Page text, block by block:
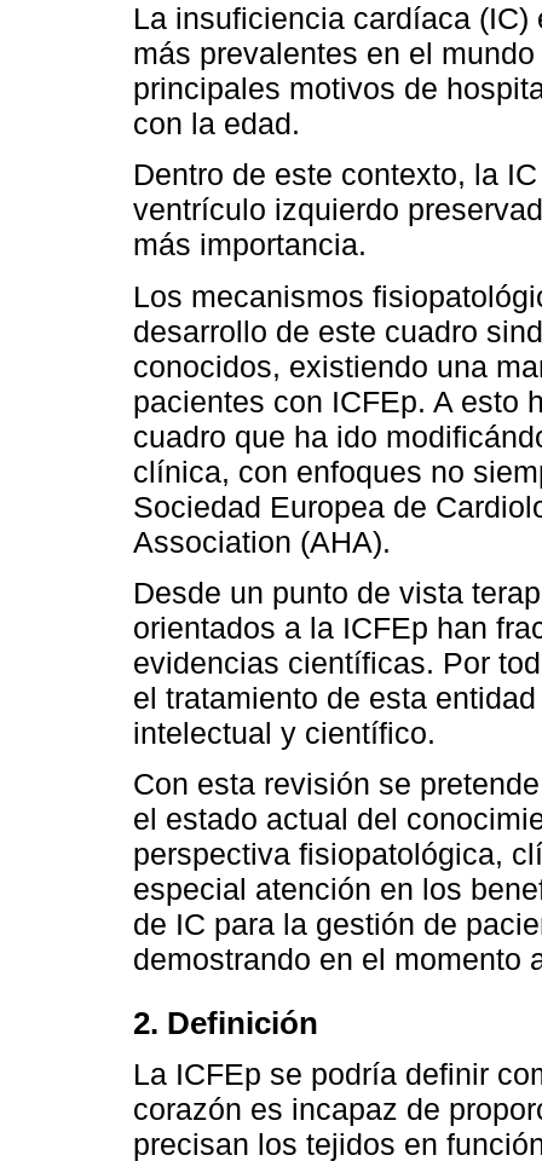
La insuficiencia cardíaca
más prevalentes en el
principales motivos de
con la edad.
Dentro de este contexto, la
ventrículo izquierdo
más importancia.
Los mecanismos
desarrollo de este cuadro
conocidos, existiendo una
pacientes con ICFEp. A esto
cuadro que ha ido
clínica, con enfoques no
Sociedad Europea de
Association (AHA).
Desde un punto de vista
orientados a la ICFEp han
evidencias científicas. Por
el tratamiento de esta
intelectual y científico.
Con esta revisión se
el estado actual del
perspectiva fisiopatológica,
especial atención en los
de IC para la gestión de
demostrando en el momento
2. Definición
La ICFEp se podría definir
corazón es incapaz de
precisan los tejidos en